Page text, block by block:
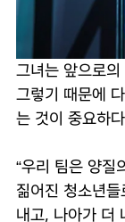
그녀는 앞으로
그렇기 때문에
는 것이 중요하
“우리 팀은 양질
짊어진 청소년
내고, 나아가 더